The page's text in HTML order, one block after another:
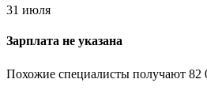
31 июля
Зарплата не указана
Похожие специалисты получают 82